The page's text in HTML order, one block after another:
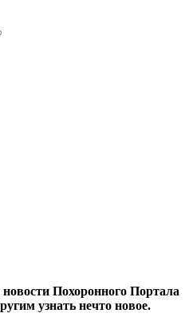
Похоронного Портала
узнать нечто новое.